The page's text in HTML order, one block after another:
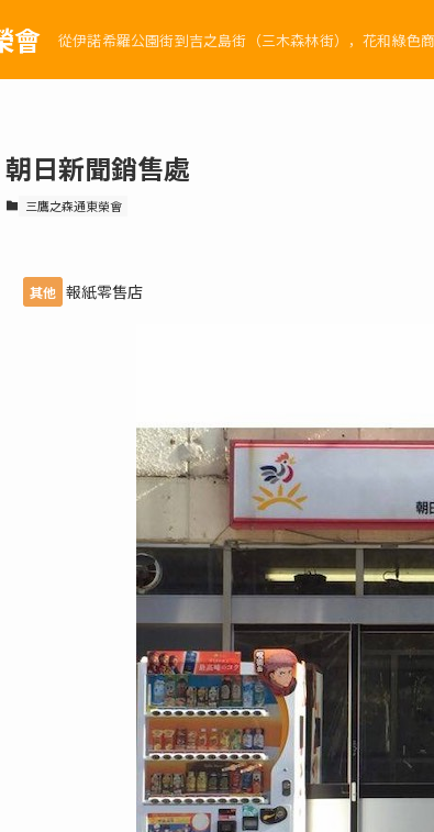
會 從伊諾希羅公園街到吉之島街（三木森林街），花和綠色
朝日新聞銷售處
三鷹之森通東榮會
其他 報紙零售店